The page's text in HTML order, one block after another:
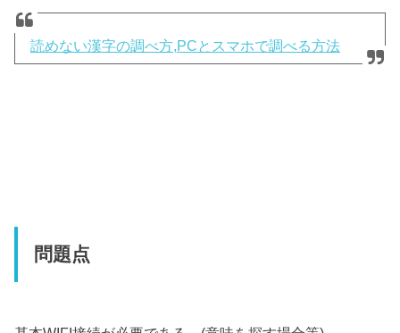
読めない漢字の調べ方,PCとスマホで調べる方法
問題点